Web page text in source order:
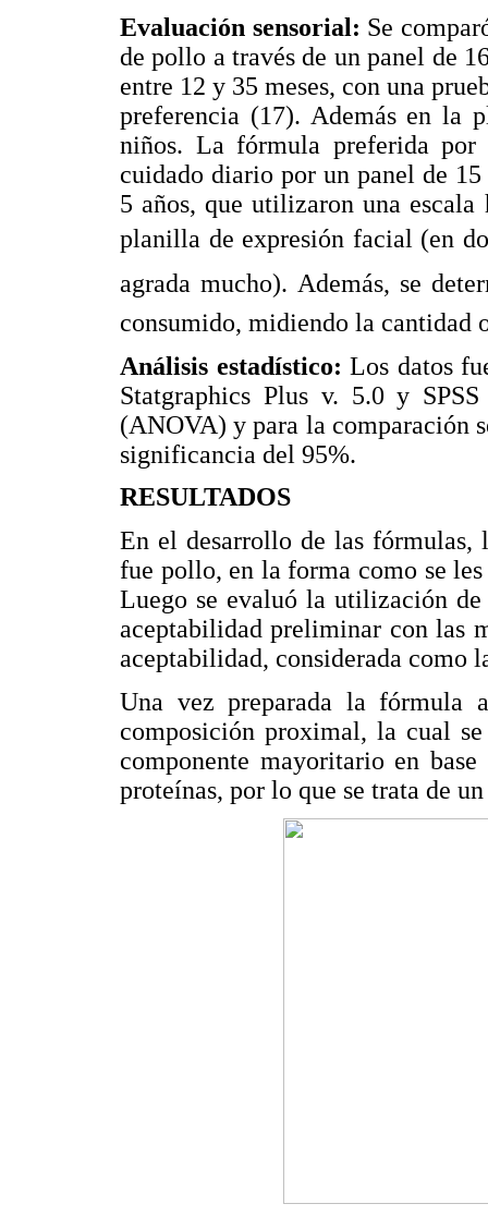
Evaluación sensorial: Se
de pollo a través de un panel de
entre 12 y 35 meses, con una
preferencia (17). Además en la
niños. La fórmula preferida por
cuidado diario por un panel de
5 años, que utilizaron una escala
planilla de expresión facial (en
agrada mucho). Además, se
consumido, midiendo la cantidad
Análisis estadístico:Los datos
Statgraphics Plus v. 5.0 y
(ANOVA) y para la comparación
significancia del 95%.
RESULTADOS
En el desarrollo de las fórmulas,
fue pollo, en la forma como se
Luego se evaluó la utilización
aceptabilidad preliminar con las
aceptabilidad, considerada como
Una vez preparada la
composición proximal, la cual
componente mayoritario en
proteínas, por lo que se trata de